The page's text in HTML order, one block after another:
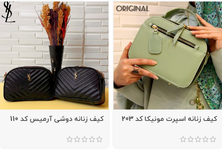
کیف زنانه اسپرت مونیکا کد 203 کیف زنانه دوشی آرمیس کد 110